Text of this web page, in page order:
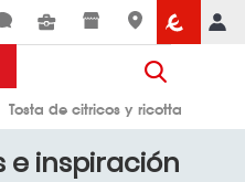
Tosta de citricos y ricotta
e inspiración